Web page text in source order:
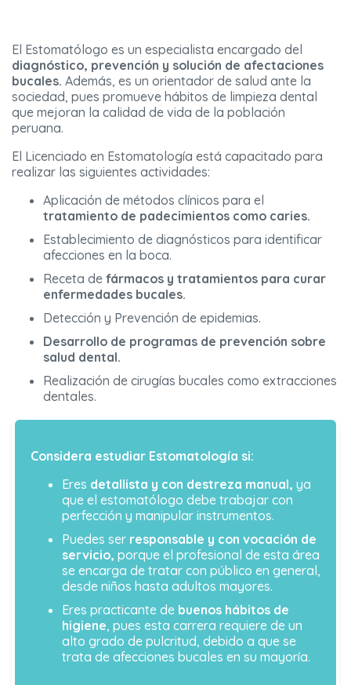
El Estomatólogo es un especialista encargado del
diagnóstico, prevención y solución de afectaciones
bucales. Además, es un orientador de salud ante la
sociedad, pues promueve hábitos de limpieza dental
que mejoran la calidad de vida de la población
peruana.
El Licenciado en Estomatología está capacitado para
realizar las siguientes actividades:
Aplicación de métodos clínicos para el
tratamiento de padecimientos como caries.
Establecimiento de diagnósticos para identificar
afecciones en la boca.
Receta de fármacos y tratamientos para curar
enfermedades bucales.
Detección y Prevención de epidemias.
Desarrollo de programas de prevención sobre
salud dental.
Realización de cirugías bucales como extracciones
dentales.
Considera estudiar Estomatología si:
Eres detallista y con destreza manual, ya
que el estomatólogo debe trabajar con
perfección y manipular instrumentos.
Puedes ser responsable y con vocación de
servicio, porque el profesional de esta área
se encarga de tratar con público en general,
desde niños hasta adultos mayores.
Eres practicante de buenos hábitos de
higiene, pues esta carrera requiere de un
alto grado de pulcritud, debido a que se
trata de afecciones bucales en su mayoría.